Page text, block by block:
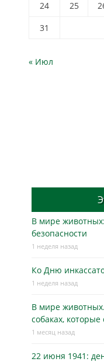
24
25
31
« Июл
В мире
безопасности
1 неделя назад
Ко Дню
1 неделя назад
В мире
собаках,
1 месяц назад
22 июня 1941: